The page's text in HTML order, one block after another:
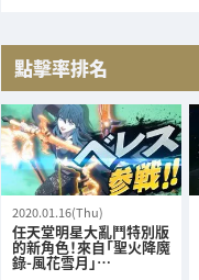
點擊率排名
2020.01.16(Thu)
任天堂明星大亂鬥特別版
的新角色！來自「聖火降魔
錄-風花雪月」…